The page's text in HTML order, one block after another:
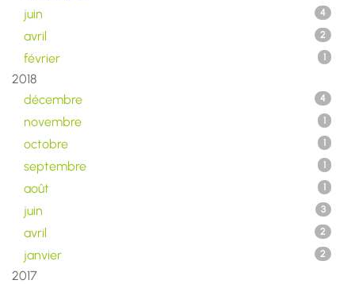
juin 4
avril 2
février 1
2018
décembre
4
novembre 1
octobre 1
septembre 1
août 1
juin 3
avril 2
janvier 2
2017